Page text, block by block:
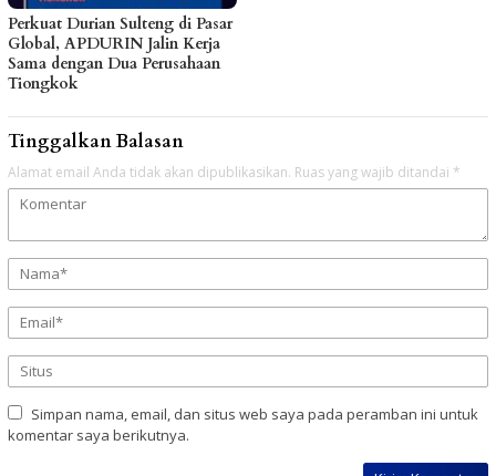
Perkuat Durian Sulteng di Pasar
Global, APDURIN Jalin Kerja
Sama dengan Dua Perusahaan
Tiongkok
Tinggalkan Balasan
Alamat email Anda tidak akan dipublikasikan. Ruas yang wajib ditandai *
Simpan nama, email, dan situs web saya pada peramban ini untuk
komentar saya berikutnya.